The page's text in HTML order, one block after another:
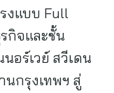
งแบบ Full
กิจและชั้น
อร์เวย์ สวีเดน
นกรุงเทพฯ สู่